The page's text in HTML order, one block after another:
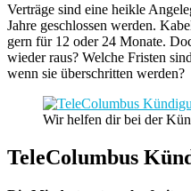
Verträge sind eine heikle
Jahre geschlossen werden.
gern für 12 oder 24 Monate.
wieder raus? Welche Fristen
wenn sie überschritten werden?
Wir helfen dir bei der
TeleColumbus